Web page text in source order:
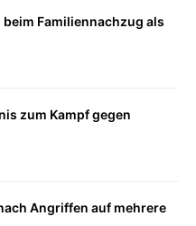
Familiennachzug als
zum Kampf gegen
Angriffen auf mehrere